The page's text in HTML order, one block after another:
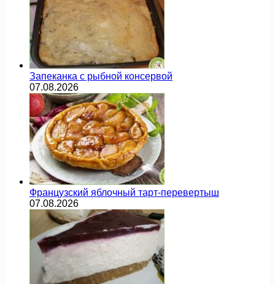
Запеканка с рыбной консервой
07.08.2026
Французский яблочный тарт-перевертыш
07.08.2026